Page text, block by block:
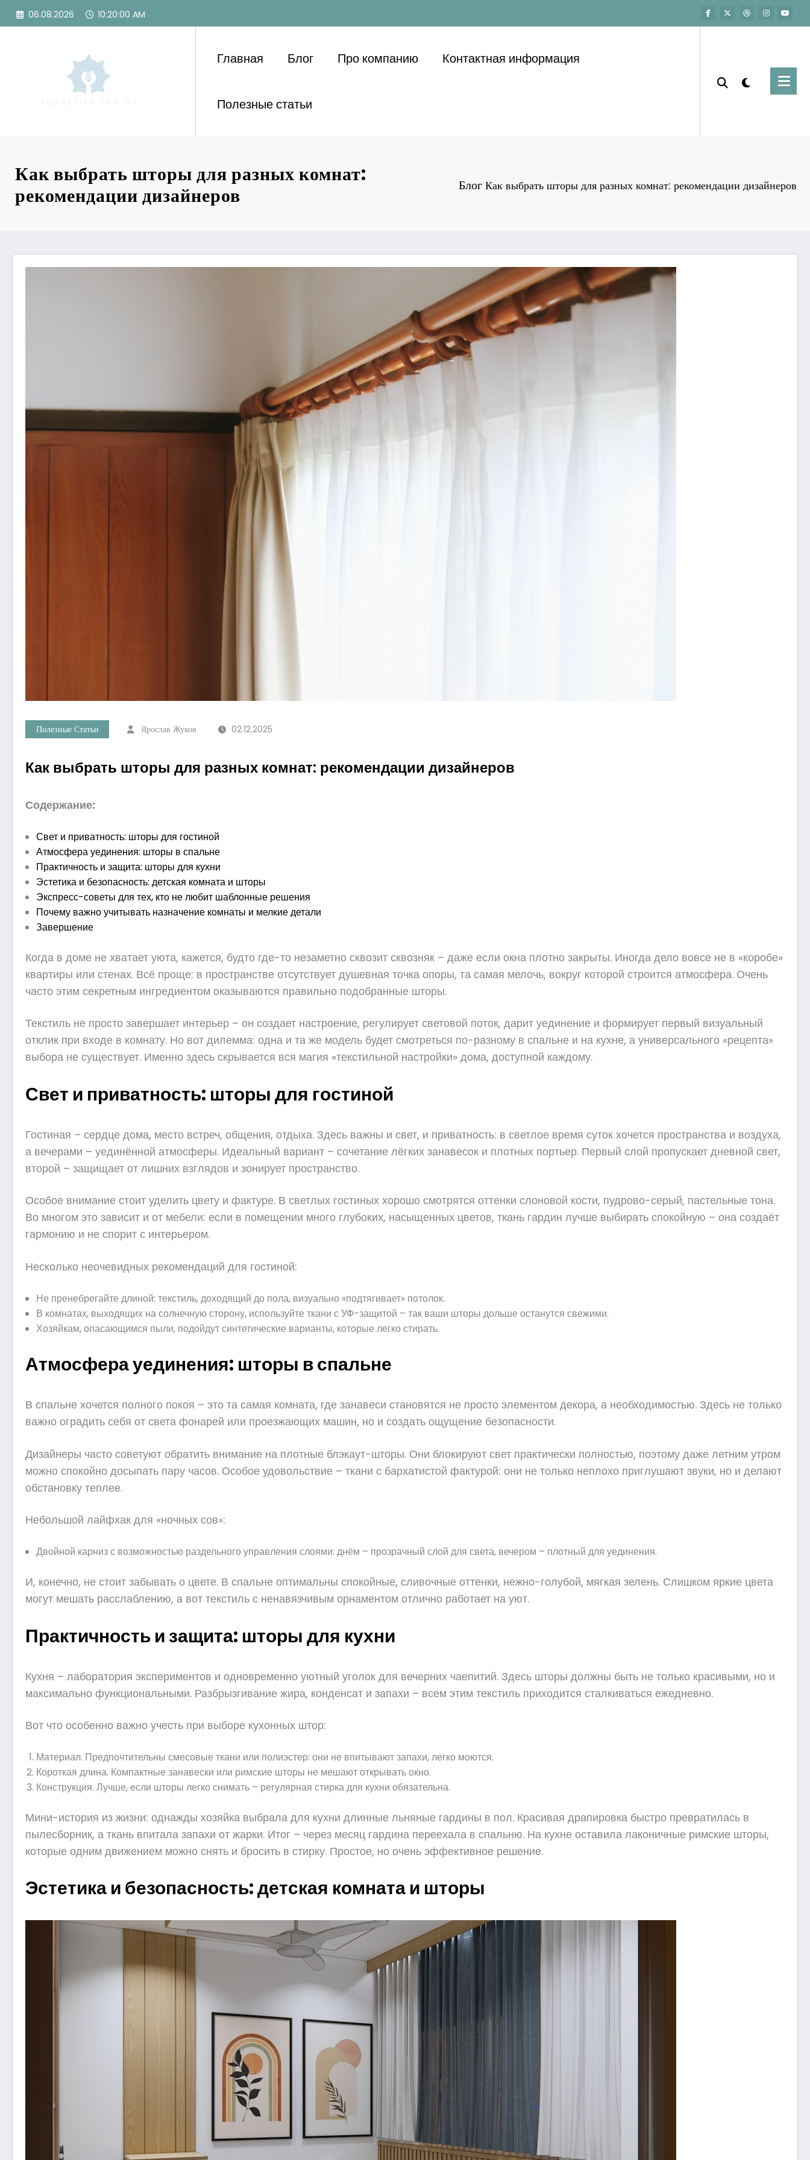
Перейти
06.08.2026 10:20:01 AM
Главная Блог Про компанию Контактная информация
Полезные статьи
Как выбрать шторы для разных комнат:
рекомендации дизайнеров
Блог Как выбрать шторы для разных комнат: рекомендации дизайнеров
Полезные Статьи Ярослав Жуков 02.12.2025
Как выбрать шторы для разных комнат: рекомендации дизайнеров
Содержание:
Свет и приватность: шторы для гостиной
Атмосфера уединения: шторы в спальне
Практичность и защита: шторы для кухни
Эстетика и безопасность: детская комната и шторы
Экспресс-советы для тех, кто не любит шаблонные решения
Почему важно учитывать назначение комнаты и мелкие детали
Завершение
Когда в доме не хватает уюта, кажется, будто где-то незаметно сквозит сквозняк – даже если окна плотно закрыты. Иногда дело вовсе не в «коробе»
квартиры или стенах. Всё проще: в пространстве отсутствует душевная точка опоры, та самая мелочь, вокруг которой строится атмосфера. Очень
часто этим секретным ингредиентом оказываются правильно подобранные шторы.
Текстиль не просто завершает интерьер – он создает настроение, регулирует световой поток, дарит уединение и формирует первый визуальный
отклик при входе в комнату. Но вот дилемма: одна и та же модель будет смотреться по-разному в спальне и на кухне, а универсального «рецепта»
выбора не существует. Именно здесь скрывается вся магия «текстильной настройки» дома, доступной каждому.
Свет и приватность: шторы для гостиной
Гостиная – сердце дома, место встреч, общения, отдыха. Здесь важны и свет, и приватность: в светлое время суток хочется пространства и воздуха,
а вечерами – уединённой атмосферы. Идеальный вариант – сочетание лёгких занавесок и плотных портьер. Первый слой пропускает дневной свет,
второй – защищает от лишних взглядов и зонирует пространство.
Особое внимание стоит уделить цвету и фактуре. В светлых гостиных хорошо смотрятся оттенки слоновой кости, пудрово-серый, пастельные тона.
Во многом это зависит и от мебели: если в помещении много глубоких, насыщенных цветов, ткань гардин лучше выбирать спокойную – она создаёт
гармонию и не спорит с интерьером.
Несколько неочевидных рекомендаций для гостиной:
Не пренебрегайте длиной: текстиль, доходящий до пола, визуально «подтягивает» потолок.
В комнатах, выходящих на солнечную сторону, используйте ткани с УФ-защитой – так ваши шторы дольше останутся свежими.
Хозяйкам, опасающимся пыли, подойдут синтетические варианты, которые легко стирать.
Атмосфера уединения: шторы в спальне
В спальне хочется полного покоя – это та самая комната, где занавеси становятся не просто элементом декора, а необходимостью. Здесь не только
важно оградить себя от света фонарей или проезжающих машин, но и создать ощущение безопасности.
Дизайнеры часто советуют обратить внимание на плотные блэкаут-шторы. Они блокируют свет практически полностью, поэтому даже летним утром
можно спокойно досыпать пару часов. Особое удовольствие – ткани с бархатистой фактурой: они не только неплохо приглушают звуки, но и делают
обстановку теплее.
Небольшой лайфхак для «ночных сов»:
Двойной карниз с возможностью раздельного управления слоями: днём – прозрачный слой для света, вечером – плотный для уединения.
И, конечно, не стоит забывать о цвете. В спальне оптимальны спокойные, сливочные оттенки, нежно-голубой, мягкая зелень. Слишком яркие цвета
могут мешать расслаблению, а вот текстиль с ненавязчивым орнаментом отлично работает на уют.
Практичность и защита: шторы для кухни
Кухня – лаборатория экспериментов и одновременно уютный уголок для вечерних чаепитий. Здесь шторы должны быть не только красивыми, но и
максимально функциональными. Разбрызгивание жира, конденсат и запахи – всем этим текстиль приходится сталкиваться ежедневно.
Вот что особенно важно учесть при выборе кухонных штор:
Материал. Предпочтительны смесовые ткани или полиэстер: они не впитывают запахи, легко моются.
Короткая длина. Компактные занавески или римские шторы не мешают открывать окно.
Конструкция. Лучше, если шторы легко снимать – регулярная стирка для кухни обязательна.
Мини-история из жизни: однажды хозяйка выбрала для кухни длинные льняные гардины в пол. Красивая драпировка быстро превратилась в
пылесборник, а ткань впитала запахи от жарки. Итог – через месяц гардина переехала в спальню. На кухне оставила лаконичные римские шторы,
которые одним движением можно снять и бросить в стирку. Простое, но очень эффективное решение.
Эстетика и безопасность: детская комната и шторы